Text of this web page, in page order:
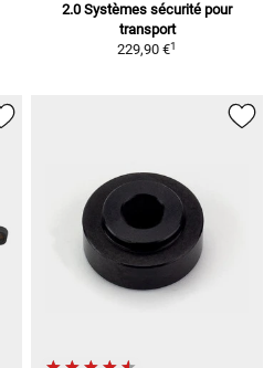
2.0 Systèmes sécurité pour
transport
229,90 €1